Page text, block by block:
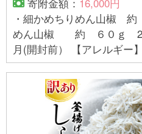
・細かめちりめん山椒
めん山椒 約 ６０ｇ 2袋 【賞味期限】 約
月(開封前） 【アレルギー】 小麦、大豆 小麦・大豆
※本製品で使用しているち
ニが混ざる漁法で採取しています。 ※
しては各事業者の指定に基
の内容を保証するもので
点がございましたら事業者